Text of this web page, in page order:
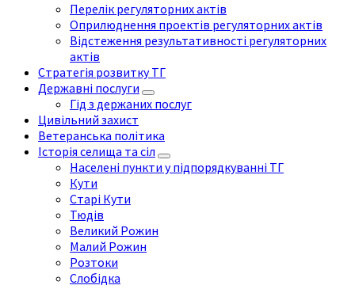
Перелік регуляторних актів
Оприлюднення проектів регуляторних актів
Відстеження результативності регуляторних
актів
Стратегія розвитку ТГ
Державні послуги
Гід з держаних послуг
Цивільний захист
Ветеранська політика
Історія селища та сіл
Населені пункти у підпорядкуванні ТГ
Кути
Старі Кути
Тюдів
Великий Рожин
Малий Рожин
Розтоки
Слобідка